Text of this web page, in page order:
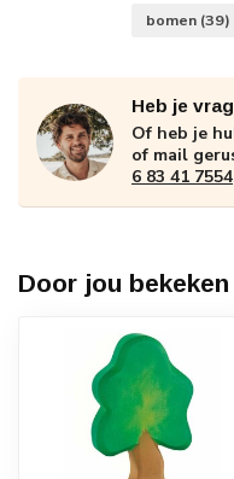
bomen (39)
Heb je
Of heb je
of mail
6 83 41 7554
Door jou bekeken